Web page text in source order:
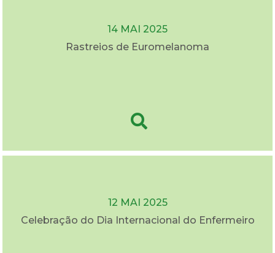
14 MAI 2025
Rastreios de Euromelanoma
12 MAI 2025
Celebração do Dia Internacional do Enfermeiro